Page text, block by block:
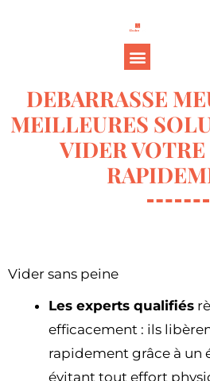
DEBARRASSE
MEILLEURES
VIDER
Vider sans peine
Les experts qualifiés
efficacement : ils
rapidement grâce à un
évitant tout effort